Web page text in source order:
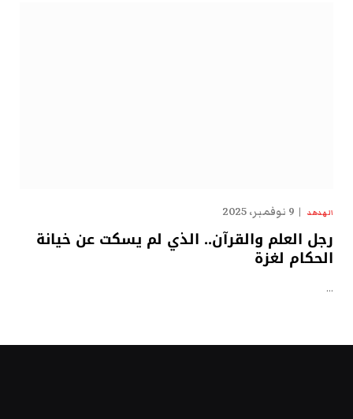
الهدهد 9 نوفمبر، 2025
رجل العلم والقرآن.. الذي لم يسكت عن خيانة
الحكام لغزة
…